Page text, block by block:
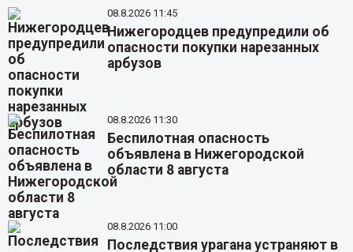
08.8.2026 11:45
Нижегородцев предупредили об
опасности покупки нарезанных
арбузов
08.8.2026 11:30
Беспилотная опасность
объявлена в Нижегородской
области 8 августа
08.8.2026 11:00
Последствия урагана устраняют в